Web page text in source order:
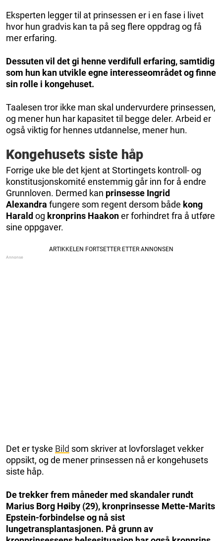
Eksperten legger til at prinsessen er i en fase i livet
hvor hun gradvis kan ta på seg flere oppdrag og få
mer erfaring.
Dessuten vil det gi henne verdifull erfaring, samtidig
som hun kan utvikle egne interesseområdet og finne
sin rolle i kongehuset.
Taalesen tror ikke man skal undervurdere prinsessen,
og mener hun har kapasitet til begge deler. Arbeid er
også viktig for hennes utdannelse, mener hun.
Kongehusets siste håp
Forrige uke ble det kjent at Stortingets kontroll- og
konstitusjonskomité enstemmig går inn for å endre
Grunnloven. Dermed kan prinsesse Ingrid
Alexandra fungere som regent dersom både kong
Harald og kronprins Haakoner forhindret fra å utføre
sine oppgaver.
Det er tyske Bild som skriver at lovforslaget vekker
oppsikt, og de mener prinsessen nå er kongehusets
siste håp.
De trekker frem måneder med skandaler rundt
Marius Borg Høiby (29), kronprinsesse Mette-Marits
Epstein-forbindelse og nå sist
lungetransplantasjonen. På grunn av